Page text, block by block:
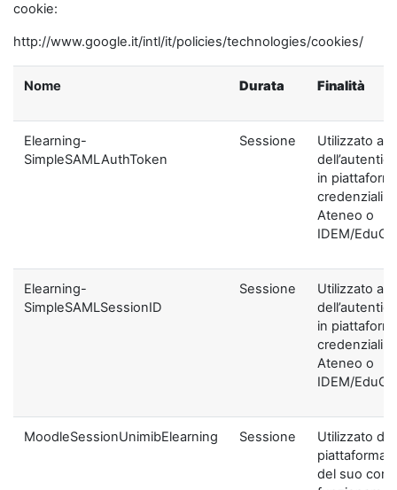
cookie:
http://www.google.it/intl/it/policies/technologies/cookies/
Nome Durata Finalità
Elearning-
SimpleSAMLAuthToken
Sessione
Utilizzato ai
in
credenziali di
Ateneo o
IDEM/
Elearning-
SimpleSAMLSessionID
Sessione
Utilizzato ai
in
credenziali di
Ateneo o
IDEM/
MoodleSessionUnimibElearning Sessione
Utilizzato
piattaforma
del suo